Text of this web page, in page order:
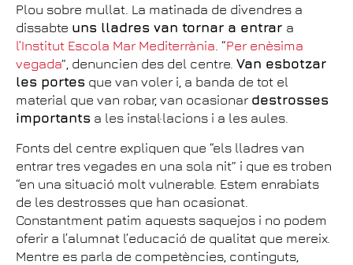
Plou sobre mullat. La matinada de divendres a
dissabte uns lladres van tornar a entrar a
l’Institut Escola Mar Mediterrània . “Per enèsima
vegada”, denuncien des del centre. Van esbotzar
les portes que van voler i, a banda de tot el
material que van robar, van ocasionar destrosses
importants a les instal·lacions i a les aules.
Fonts del centre expliquen que “els lladres van
entrar tres vegades en una sola nit” i que es troben
“en una situació molt vulnerable. Estem enrabiats
de les destrosses que han ocasionat.
Constantment patim aquests saquejos i no podem
oferir a l’alumnat l’educació de qualitat que mereix.
Mentre es parla de competències, continguts,